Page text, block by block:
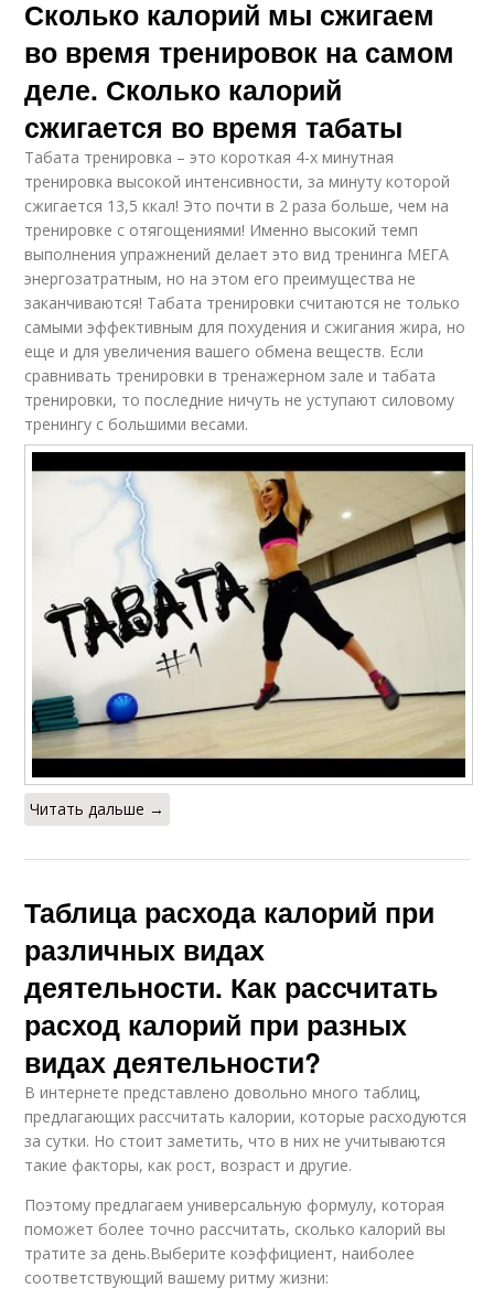
Сколько калорий мы сжигаем
во время тренировок на самом
деле. Сколько калорий
сжигается во время табаты
Табата тренировка – это короткая 4-х минутная
тренировка высокой интенсивности, за минуту которой
сжигается 13,5 ккал! Это почти в 2 раза больше, чем на
тренировке с отягощениями! Именно высокий темп
выполнения упражнений делает это вид тренинга МЕГА
энергозатратным, но на этом его преимущества не
заканчиваются! Табата тренировки считаются не только
самыми эффективным для похудения и сжигания жира, но
еще и для увеличения вашего обмена веществ. Если
сравнивать тренировки в тренажерном зале и табата
тренировки, то последние ничуть не уступают силовому
тренингу с большими весами.
Читать дальше →
Таблица расхода калорий при
различных видах
деятельности. Как рассчитать
расход калорий при разных
видах деятельности?
В интернете представлено довольно много таблиц,
предлагающих рассчитать калории, которые расходуются
за сутки. Но стоит заметить, что в них не учитываются
такие факторы, как рост, возраст и другие.
Поэтому предлагаем универсальную формулу, которая
поможет более точно рассчитать, сколько калорий вы
тратите за день.Выберите коэффициент, наиболее
соответствующий вашему ритму жизни: